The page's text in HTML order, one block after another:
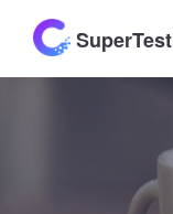
SuperTest